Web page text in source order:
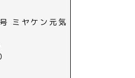
ミヤケン元気